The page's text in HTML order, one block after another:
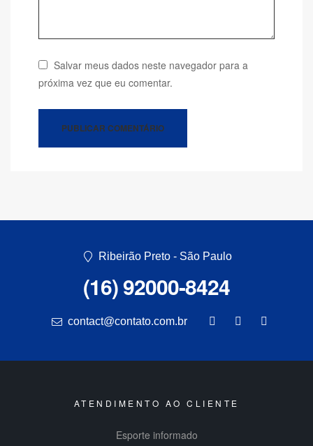
Salvar meus dados neste navegador para a
próxima vez que eu comentar.
Ribeirão Preto - São Paulo
(16) 92000-8424
contact@contato.com.br
ATENDIMENTO AO CLIENTE
Esporte informado